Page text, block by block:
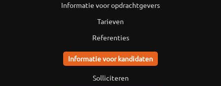
Informatie voor opdrachtgevers
Tarieven
Referenties
Informatie voor kandidaten
Solliciteren